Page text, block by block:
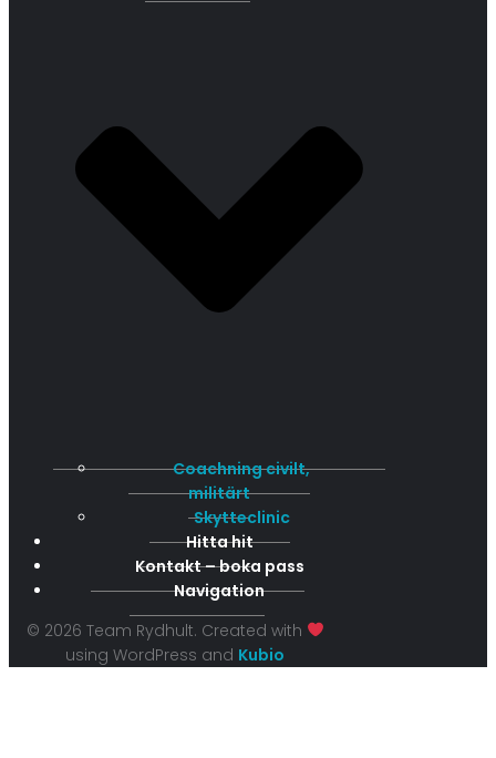
Coachning civilt,
militärt
Skytteclinic
Hitta hit
Kontakt – boka pass
Navigation
© 2026 Team Rydhult. Created with
using WordPress and Kubio